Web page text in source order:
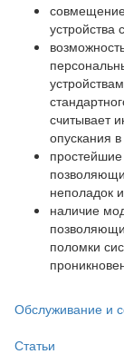
устройства
считывает
опускания
неполадок
наличие
поломки
Обслуживание и
Статьи